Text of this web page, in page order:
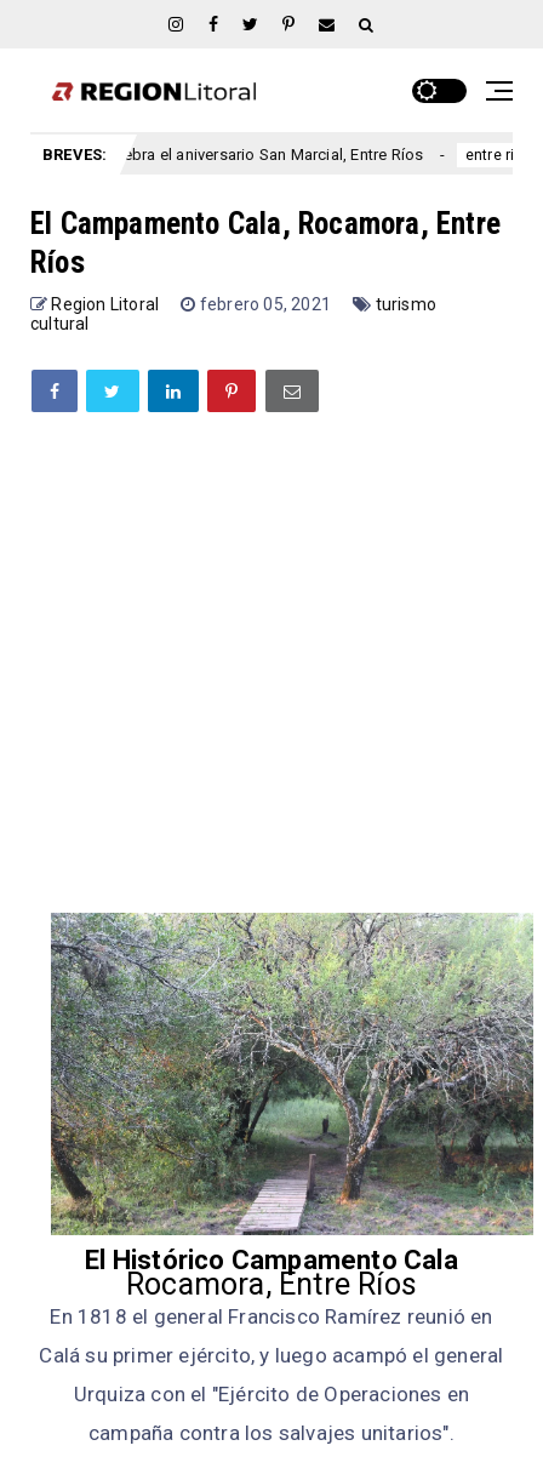
BREVES:
el aniversario San Marcial, Entre Ríos entre rios Prohibieron a
El Campamento Cala, Rocamora, Entre
Ríos
Region Litoral febrero 05, 2021
turismo
cultural
El Histórico Campamento Cala
Rocamora, Entre Ríos
En 1818 el general Francisco Ramírez reunió en
Calá su primer ejército, y luego acampó el general
Urquiza con el "Ejército de Operaciones en
campaña contra los salvajes unitarios".